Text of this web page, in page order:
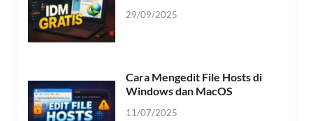
29/09/2025
Cara Mengedit File Hosts di
Windows dan MacOS
11/07/2025